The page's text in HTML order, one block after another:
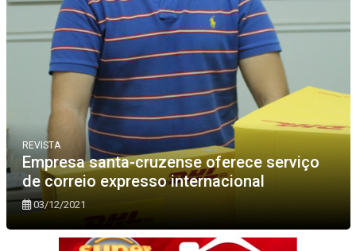
REVISTA
Empresa santa-cruzense oferece serviço
de correio expresso internacional
03/12/2021